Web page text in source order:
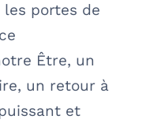
les portes de
Être, un
un retour à
et